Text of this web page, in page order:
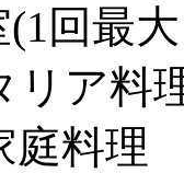
回最
理、
庭料理